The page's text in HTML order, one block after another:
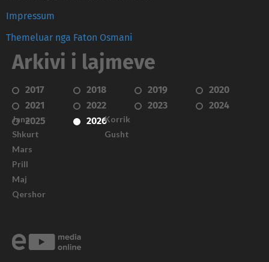
Impressum
Themeluar nga Faton Osmani
Arkivi i lajmeve
2017 2018 2019
2020
2021
2022 2023
2024
2025
2026
Janar
Shkurt
Mars
Prill
Maj
Qershor
Korrik
Gusht